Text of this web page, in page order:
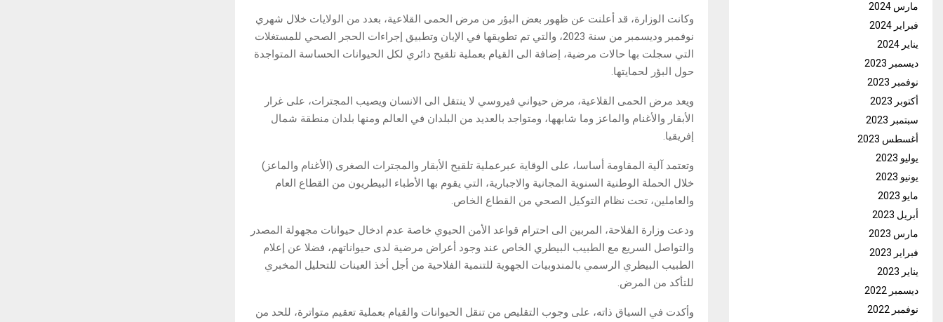
وكانت الوزارة، قد أعلنت عن ظهور بعض البؤر من مرض الحمى القلاعية، بعدد من الولايات خلال شهري
نوفمبر وديسمبر من سنة 2023، والتي تم تطويقها في الإبان وتطبيق إجراءات الحجر الصحي للمستغلات
التي سجلت بها حالات مرضية، إضافة الى القيام بعملية تلقيح دائري لكل الحيوانات الحساسة المتواجدة
حول البؤر لحمايتها.
ويعد مرض الحمى القلاعية، مرض حيواني فيروسي لا ينتقل الى الانسان ويصيب المجترات، على غرار
الأبقار والأغنام والماعز وما شابهها، ومتواجد بالعديد من البلدان في العالم ومنها بلدان منطقة شمال
إفريقيا.
وتعتمد آلية المقاومة أساسا، على الوقاية عبرعملية تلقيح الأبقار والمجترات الصغرى (الأغنام والماعز)
خلال الحملة الوطنية السنوية المجانية والاجبارية، التي يقوم بها الأطباء البيطريون من القطاع العام
والعاملين، تحت نظام التوكيل الصحي من القطاع الخاص.
ودعت وزارة الفلاحة، المربين الى احترام قواعد الأمن الحيوي خاصة عدم ادخال حيوانات مجهولة المصدر
والتواصل السريع مع الطبيب البيطري الخاص عند وجود أعراض مرضية لدى حيواناتهم، فضلا عن إعلام
الطبيب البيطري الرسمي بالمندوبيات الجهوية للتنمية الفلاحية من أجل أخذ العينات للتحليل المخبري
للتأكد من المرض.
وأكدت في السياق ذاته، على وجوب التقليص من تنقل الحيوانات والقيام بعملية تعقيم متواترة، للحد من
مارس 2024
فبراير 2024
يناير 2024
ديسمبر 2023
نوفمبر 2023
أكتوبر 2023
سبتمبر 2023
أغسطس 2023
يوليو 2023
يونيو 2023
مايو 2023
أبريل 2023
مارس 2023
فبراير 2023
يناير 2023
ديسمبر 2022
نوفمبر 2022